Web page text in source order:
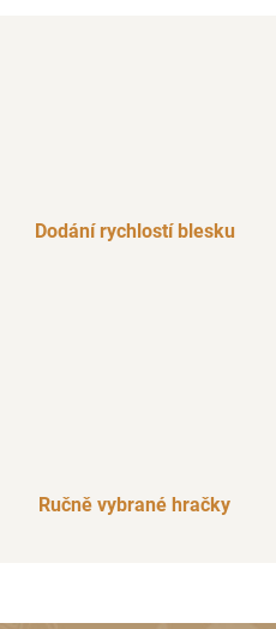
Dodání rychlostí blesku
Ručně vybrané hračky